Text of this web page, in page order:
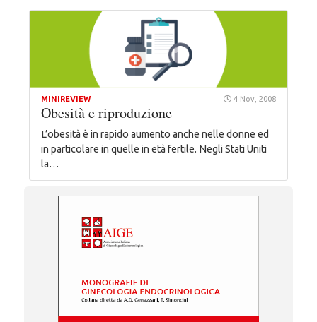
MINIREVIEW 4 Nov, 2008
Obesità e riproduzione
L’obesità è in rapido aumento anche nelle donne ed
in particolare in quelle in età fertile. Negli Stati Uniti
la…